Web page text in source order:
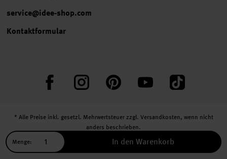
Menge: In den Warenkorb
service@idee-shop.com
Kontaktformular
FacebookInstagram PinterestYouTube TikTok
* Alle Preise inkl. gesetzl. Mehrwertsteuer zzgl. Versandkosten, wenn nicht
anders beschrieben.
** Jede:r Abonnent:in erhält bei erstmaliger Anmeldung für unseren Newsletter
einen 10 % Rabatt-Gutschein für unseren Online-Shop.